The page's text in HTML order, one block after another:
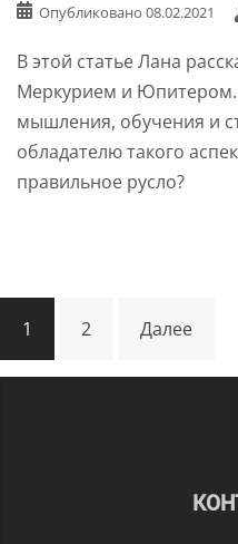
Опубликовано 08.02.2021
В этой статье Лана
Меркурием и Юпитером.
мышления, обучения и
обладателю такого
правильное русло?
Навигация
по
1 2 Далее